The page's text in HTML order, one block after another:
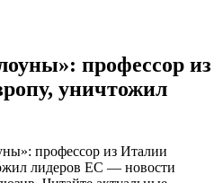
профессор из
уничтожил